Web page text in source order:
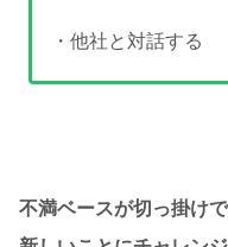
・他社と対話する
不満ベースが切っ掛け